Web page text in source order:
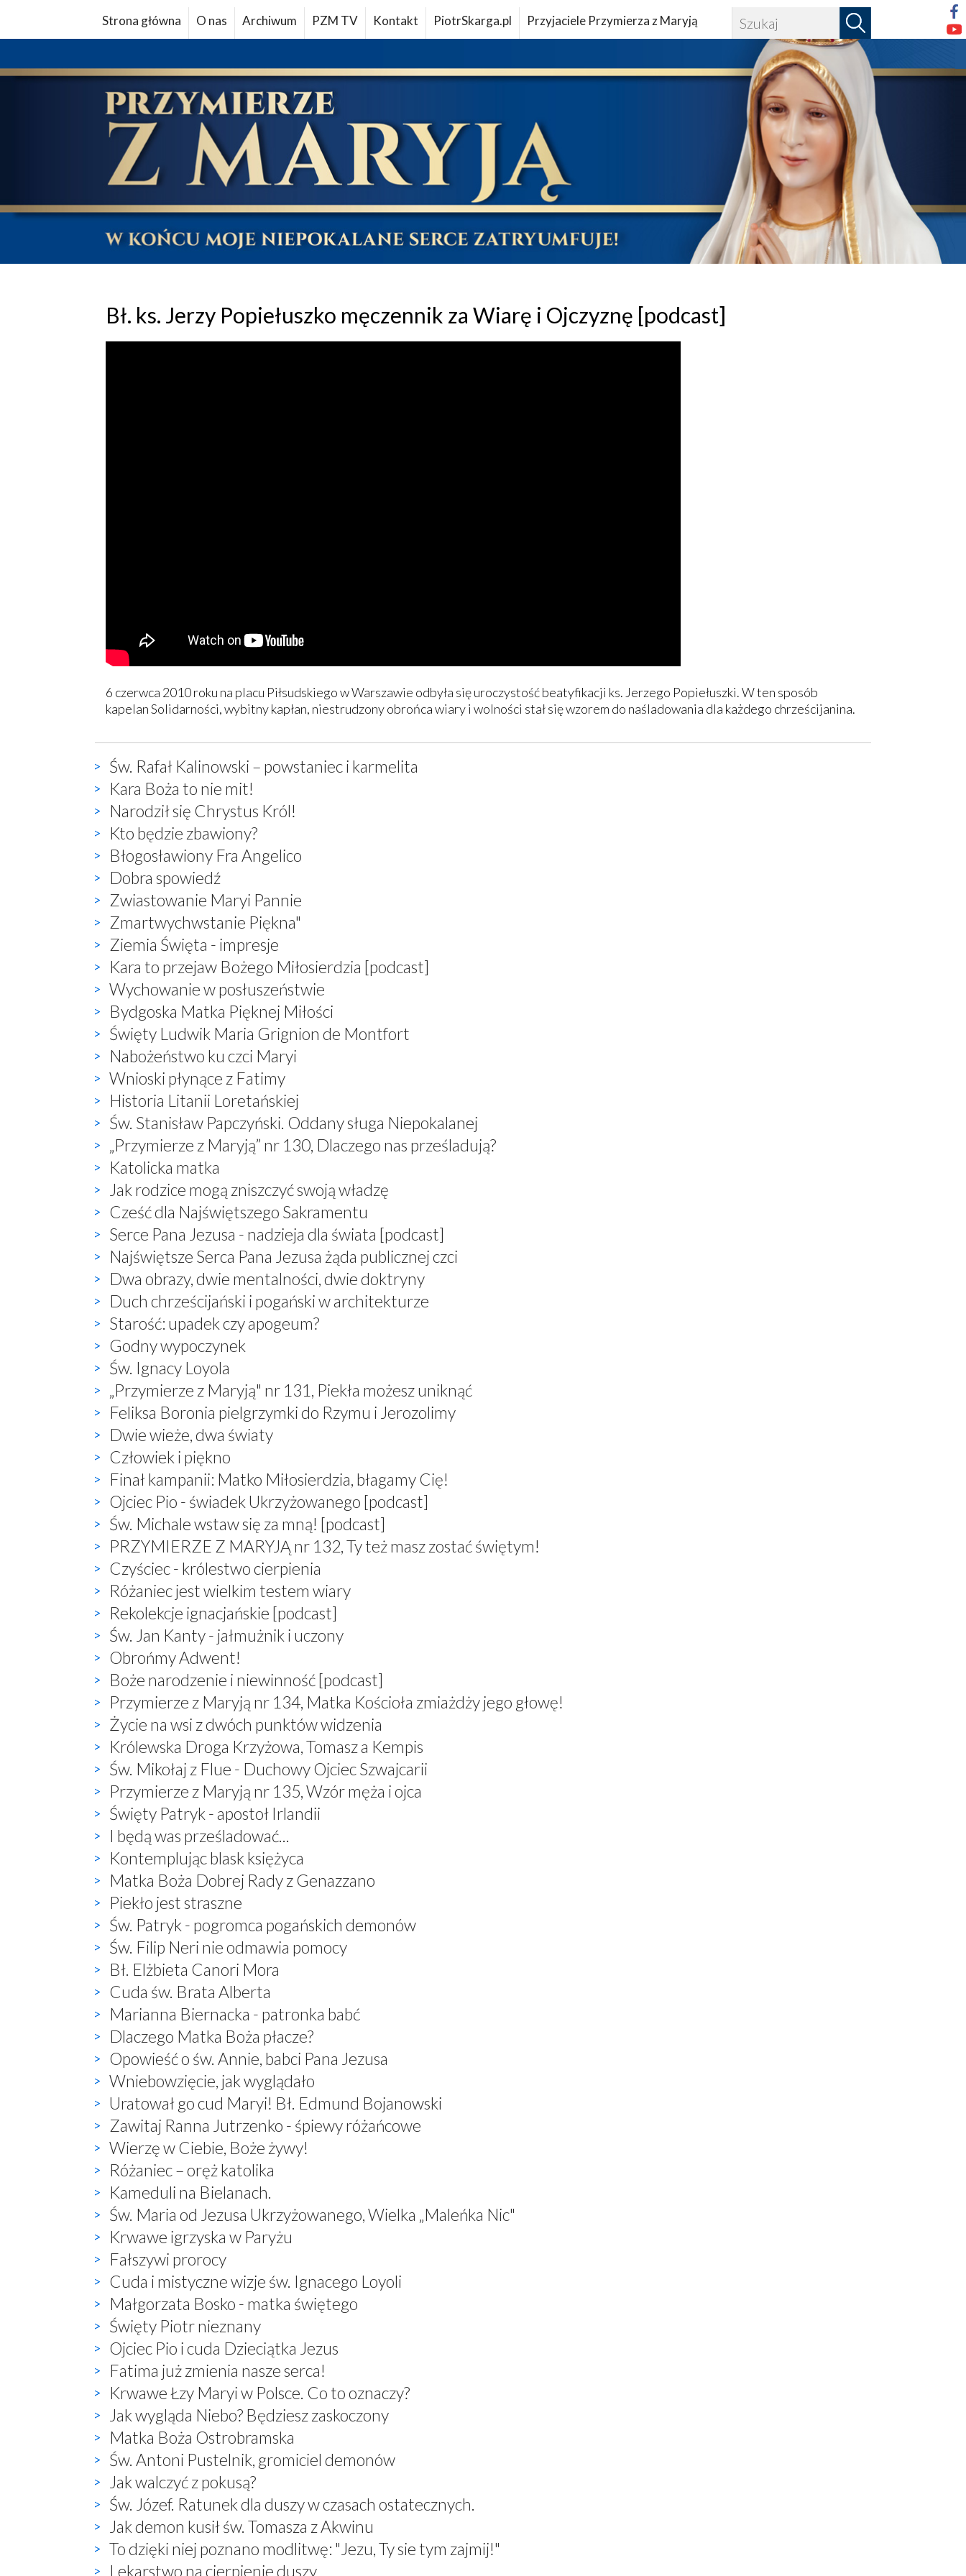
Strona główna O nas Archiwum PZM TV Kontakt PiotrSkarga.pl Przyjaciele Przymierza z Maryją
Bł. ks. Jerzy Popiełuszko męczennik za Wiarę i Ojczyznę [podcast]
6 czerwca 2010 roku na placu Piłsudskiego w Warszawie odbyła się uroczystość beatyfikacji ks. Jerzego Popiełuszki. W ten sposób
kapelan Solidarności, wybitny kapłan, niestrudzony obrońca wiary i wolności stał się wzorem do naśladowania dla każdego chrześcijanina.
Św. Rafał Kalinowski – powstaniec i karmelita
Kara Boża to nie mit!
Narodził się Chrystus Król!
Kto będzie zbawiony?
Błogosławiony Fra Angelico
Dobra spowiedź
Zwiastowanie Maryi Pannie
Zmartwychwstanie Piękna"
Ziemia Święta - impresje
Kara to przejaw Bożego Miłosierdzia [podcast]
Wychowanie w posłuszeństwie
Bydgoska Matka Pięknej Miłości
Święty Ludwik Maria Grignion de Montfort
Nabożeństwo ku czci Maryi
Wnioski płynące z Fatimy
Historia Litanii Loretańskiej
Św. Stanisław Papczyński. Oddany sługa Niepokalanej
„Przymierze z Maryją” nr 130, Dlaczego nas prześladują?
Katolicka matka
Jak rodzice mogą zniszczyć swoją władzę
Cześć dla Najświętszego Sakramentu
Serce Pana Jezusa - nadzieja dla świata [podcast]
Najświętsze Serca Pana Jezusa żąda publicznej czci
Dwa obrazy, dwie mentalności, dwie doktryny
Duch chrześcijański i pogański w architekturze
Starość: upadek czy apogeum?
Godny wypoczynek
Św. Ignacy Loyola
„Przymierze z Maryją" nr 131, Piekła możesz uniknąć
Feliksa Boronia pielgrzymki do Rzymu i Jerozolimy
Dwie wieże, dwa światy
Człowiek i piękno
Finał kampanii: Matko Miłosierdzia, błagamy Cię!
Ojciec Pio - świadek Ukrzyżowanego [podcast]
Św. Michale wstaw się za mną! [podcast]
PRZYMIERZE Z MARYJĄ nr 132, Ty też masz zostać świętym!
Czyściec - królestwo cierpienia
Różaniec jest wielkim testem wiary
Rekolekcje ignacjańskie [podcast]
Św. Jan Kanty - jałmużnik i uczony
Obrońmy Adwent!
Boże narodzenie i niewinność [podcast]
Przymierze z Maryją nr 134, Matka Kościoła zmiażdży jego głowę!
Życie na wsi z dwóch punktów widzenia
Królewska Droga Krzyżowa, Tomasz a Kempis
Św. Mikołaj z Flue - Duchowy Ojciec Szwajcarii
Przymierze z Maryją nr 135, Wzór męża i ojca
Święty Patryk - apostoł Irlandii
I będą was prześladować...
Kontemplując blask księżyca
Matka Boża Dobrej Rady z Genazzano
Piekło jest straszne
Św. Patryk - pogromca pogańskich demonów
Św. Filip Neri nie odmawia pomocy
Bł. Elżbieta Canori Mora
Cuda św. Brata Alberta
Marianna Biernacka - patronka babć
Dlaczego Matka Boża płacze?
Opowieść o św. Annie, babci Pana Jezusa
Wniebowzięcie, jak wyglądało
Uratował go cud Maryi! Bł. Edmund Bojanowski
Zawitaj Ranna Jutrzenko - śpiewy różańcowe
Wierzę w Ciebie, Boże żywy!
Różaniec – oręż katolika
Kameduli na Bielanach.
Św. Maria od Jezusa Ukrzyżowanego, Wielka „Maleńka Nic"
Krwawe igrzyska w Paryżu
Fałszywi prorocy
Cuda i mistyczne wizje św. Ignacego Loyoli
Małgorzata Bosko - matka świętego
Święty Piotr nieznany
Ojciec Pio i cuda Dzieciątka Jezus
Fatima już zmienia nasze serca!
Krwawe Łzy Maryi w Polsce. Co to oznaczy?
Jak wygląda Niebo? Będziesz zaskoczony
Matka Boża Ostrobramska
Św. Antoni Pustelnik, gromiciel demonów
Jak walczyć z pokusą?
Św. Józef. Ratunek dla duszy w czasach ostatecznych.
Jak demon kusił św. Tomasza z Akwinu
To dzięki niej poznano modlitwę: "Jezu, Ty sie tym zajmij!"
Lekarstwo na cierpienie duszy